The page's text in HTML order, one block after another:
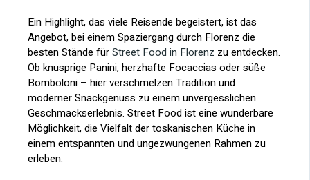
Ein Highlight, das viele Reisende begeistert, ist das
Angebot, bei einem Spaziergang durch Florenz die
besten Stände fürStreet Food in Florenz zu entdecken.
Ob knusprige Panini, herzhafte Focaccias oder süße
Bomboloni – hier verschmelzen Tradition und
moderner Snackgenuss zu einem unvergesslichen
Geschmackserlebnis. Street Food ist eine wunderbare
Möglichkeit, die Vielfalt der toskanischen Küche in
einem entspannten und ungezwungenen Rahmen zu
erleben.